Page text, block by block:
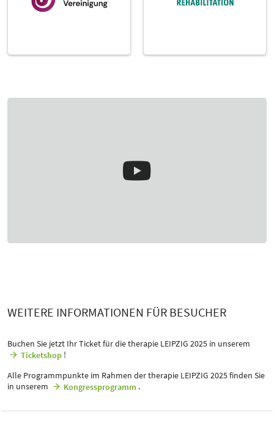
WEITERE INFORMATIONEN FÜR BESUCHER
Buchen Sie jetzt Ihr Ticket für die therapie LEIPZIG 2025 in unserem
Ticketshop!
Alle Programmpunkte im Rahmen der therapie LEIPZIG 2025 finden Sie
in unserem
Kongressprogramm .